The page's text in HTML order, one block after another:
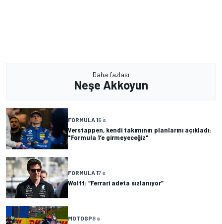
Daha fazlası
Neşe Akkoyun
FORMULA 15 s
Verstappen, kendi takımının planlarını açıkladı:
"Formula 1’e girmeyeceğiz"
FORMULA 17 s
Wolff: “Ferrari adeta sızlanıyor”
MOTOGP8 s